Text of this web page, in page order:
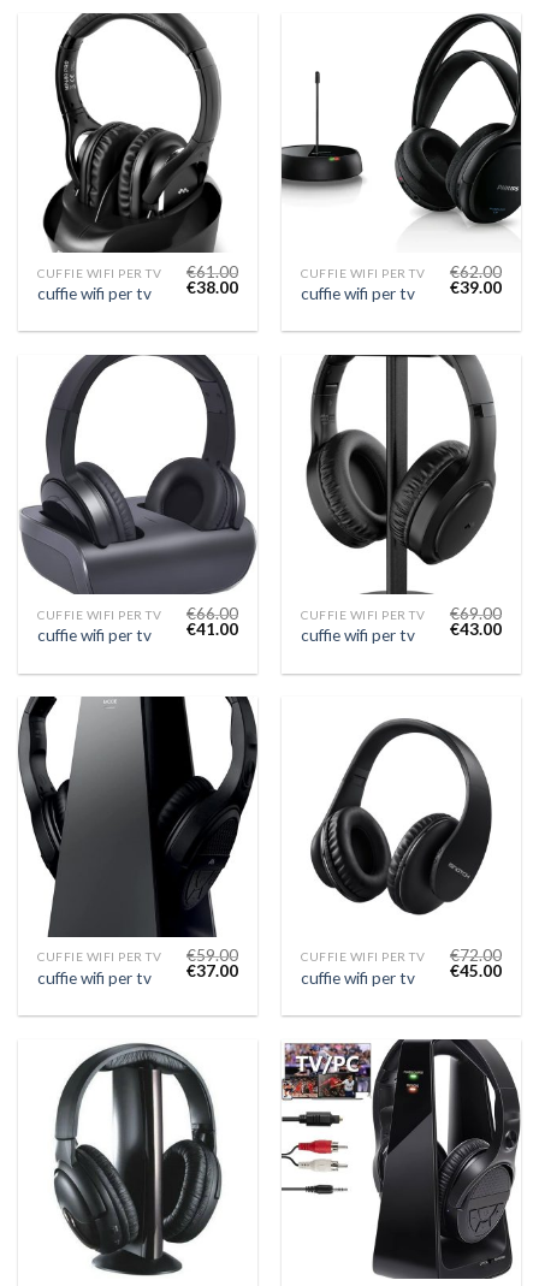
CUFFIE WIFI PER TV
cuffie wifi per tv
€61.00
€38.00
CUFFIE WIFI PER TV
cuffie wifi per tv
€62.00
€39.00
CUFFIE WIFI PER TV
cuffie wifi per tv
€66.00
€41.00
CUFFIE WIFI PER TV
cuffie wifi per tv
€69.00
€43.00
CUFFIE WIFI PER TV
cuffie wifi per tv
€59.00
€37.00
CUFFIE WIFI PER TV
cuffie wifi per tv
€72.00
€45.00